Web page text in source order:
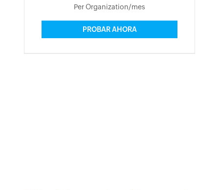
Per Organization/mes
PROBAR AHORA